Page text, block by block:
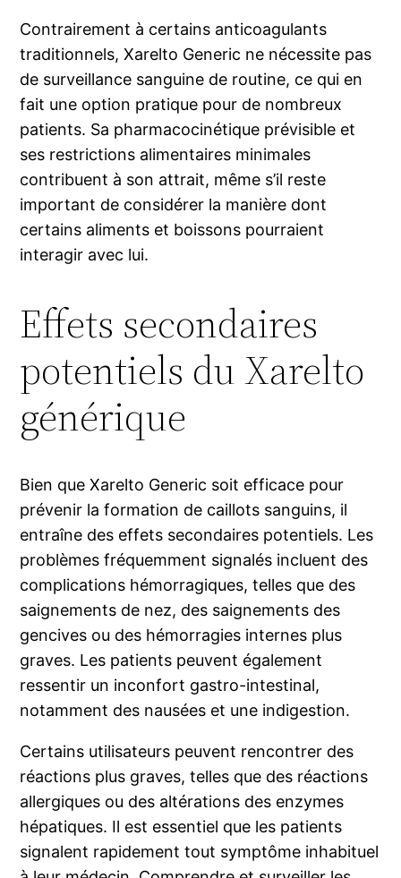
Contrairement à certains anticoagulants
traditionnels, Xarelto Generic ne nécessite pas
de surveillance sanguine de routine, ce qui en
fait une option pratique pour de nombreux
patients. Sa pharmacocinétique prévisible et
ses restrictions alimentaires minimales
contribuent à son attrait, même s’il reste
important de considérer la manière dont
certains aliments et boissons pourraient
interagir avec lui.
Effets secondaires
potentiels du Xarelto
générique
Bien que Xarelto Generic soit efficace pour
prévenir la formation de caillots sanguins, il
entraîne des effets secondaires potentiels. Les
problèmes fréquemment signalés incluent des
complications hémorragiques, telles que des
saignements de nez, des saignements des
gencives ou des hémorragies internes plus
graves. Les patients peuvent également
ressentir un inconfort gastro-intestinal,
notamment des nausées et une indigestion.
Certains utilisateurs peuvent rencontrer des
réactions plus graves, telles que des réactions
allergiques ou des altérations des enzymes
hépatiques. Il est essentiel que les patients
signalent rapidement tout symptôme inhabituel